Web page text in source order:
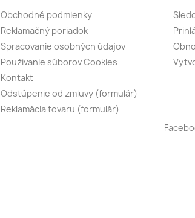
Obchodné podmienky
Reklamačný poriadok
Spracovanie osobných údajov
Používanie súborov Cookies
Kontakt
Odstúpenie od zmluvy (formulár)
Reklamácia tovaru (formulár)